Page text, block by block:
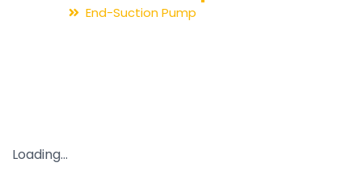
End-Suction Pump
Loading...